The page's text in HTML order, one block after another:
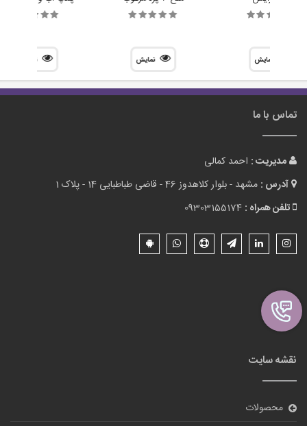
نمایش نمایش
تماس با ما
مدیریت : احمد کمالی
آدرس : مشهد - بلوار کلاهدوز 46 - قاضی طباطبایی 14 - پلاک 1
تلفن همراه : 09303155174
نقشه سایت
محصولات